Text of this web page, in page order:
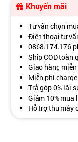
Khuyến mãi
Tư vấn chọn
Điện thoại tư
0868.174.176
Ship COD toàn
Giao hàng
Miễn phí
Trả góp 0% lãi
Giảm 10% mua
Hỗ trợ thu máy